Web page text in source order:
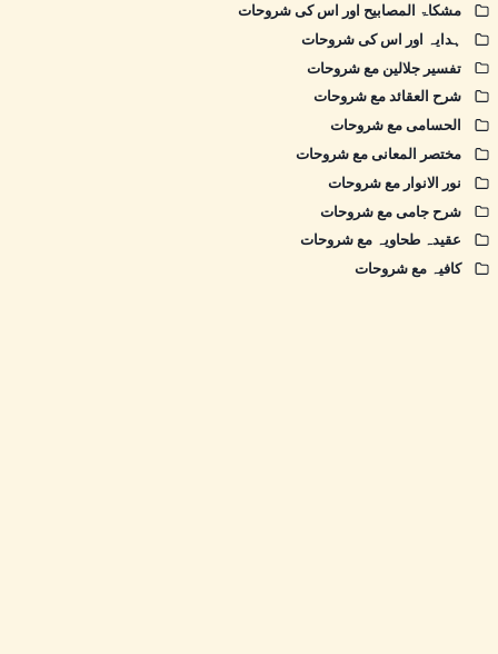
مشکاۃ المصابیح اور اس کی شروحات
ہدایہ اور اس کی شروحات
تفسیر جلالین مع شروحات
شرح العقائد مع شروحات
الحسامی مع شروحات
مختصر المعانی مع شروحات
نور الانوار مع شروحات
شرح جامی مع شروحات
عقیدہ طحاویہ مع شروحات
کافیہ مع شروحات